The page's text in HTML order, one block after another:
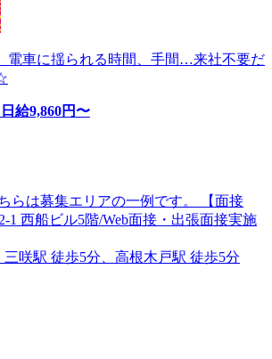
電車に揺られる時間、手間…来社不要だ
日給9,860円〜
らは募集エリアの一例です。 【面接
1 西船ビル5階/Web面接・出張面接実施
咲駅 徒歩5分、高根木戸駅 徒歩5分